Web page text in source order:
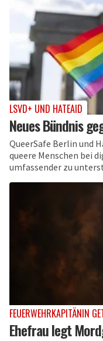
LSVD+ UND HATEAID
Neues Bündnis
QueerSafe Berlin und
queere Menschen bei
umfassender zu
FEUERWEHRKAPITÄNIN
Ehefrau legt